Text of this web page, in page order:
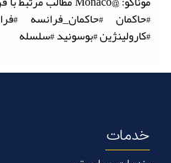
#حاکمان #حاکمان_فرانسه
#کارولینژین #بوسونید #سلسله
خدمات